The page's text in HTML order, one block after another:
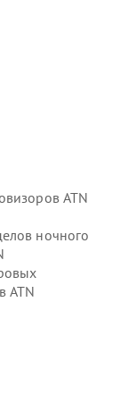
ATN
ночного
ATN